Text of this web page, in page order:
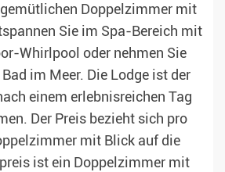
gemütlichen Doppelzimmer mit
Sie im Spa-Bereich mit
Whirlpool oder nehmen Sie
im Meer. Die Lodge ist der
einem erlebnisreichen Tag
Der Preis bezieht sich pro
mit Blick auf die
ist ein Doppelzimmer mit